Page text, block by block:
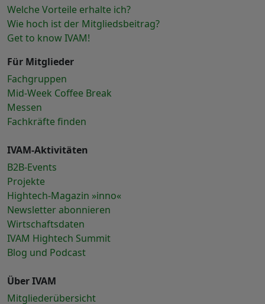
Welche Vorteile erhalte ich?
Wie hoch ist der Mitgliedsbeitrag?
Get to know IVAM!
Für Mitglieder
Fachgruppen
Mid-Week Coffee Break
Messen
Fachkräfte finden
IVAM-Aktivitäten
B2B-Events
Projekte
Hightech-Magazin »inno«
Newsletter abonnieren
Wirtschaftsdaten
IVAM Hightech Summit
Blog und Podcast
Über IVAM
Mitgliederübersicht